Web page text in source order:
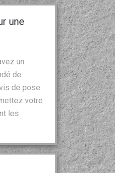
une
un
de
de pose
votre
les